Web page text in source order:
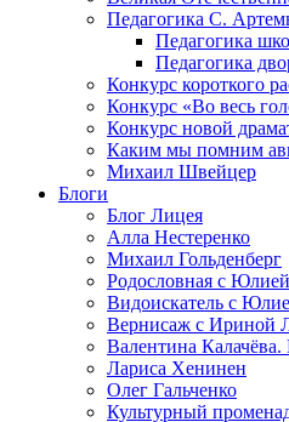
Педагогика С.
Педагогика
Педагогика
Конкурс короткого
Конкурс «Во весь
Конкурс новой
Каким мы помним
Михаил Швейцер
Блоги
Блог Лицея
Алла Нестеренко
Михаил Гольденберг
Родословная с
Видоискатель с
Вернисаж с Ириной
Валентина Калачёва.
Лариса Хенинен
Олег Гальченко
Культурный